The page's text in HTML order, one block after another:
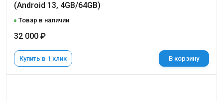
(Android 13, 4GB/64GB)
Товар в наличии
32 000 ₽
Купить в 1 клик В корзину